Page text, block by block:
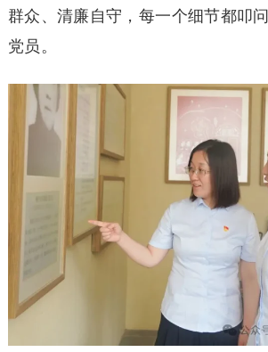
群众、清廉自守，每一个细节都叩
党员。